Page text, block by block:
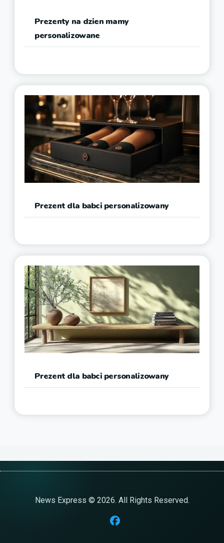
Prezenty na dzien mamy
personalizowane
Prezent dla babci personalizowany
Prezent dla babci personalizowany
News Express © 2026. All Rights Reserved.